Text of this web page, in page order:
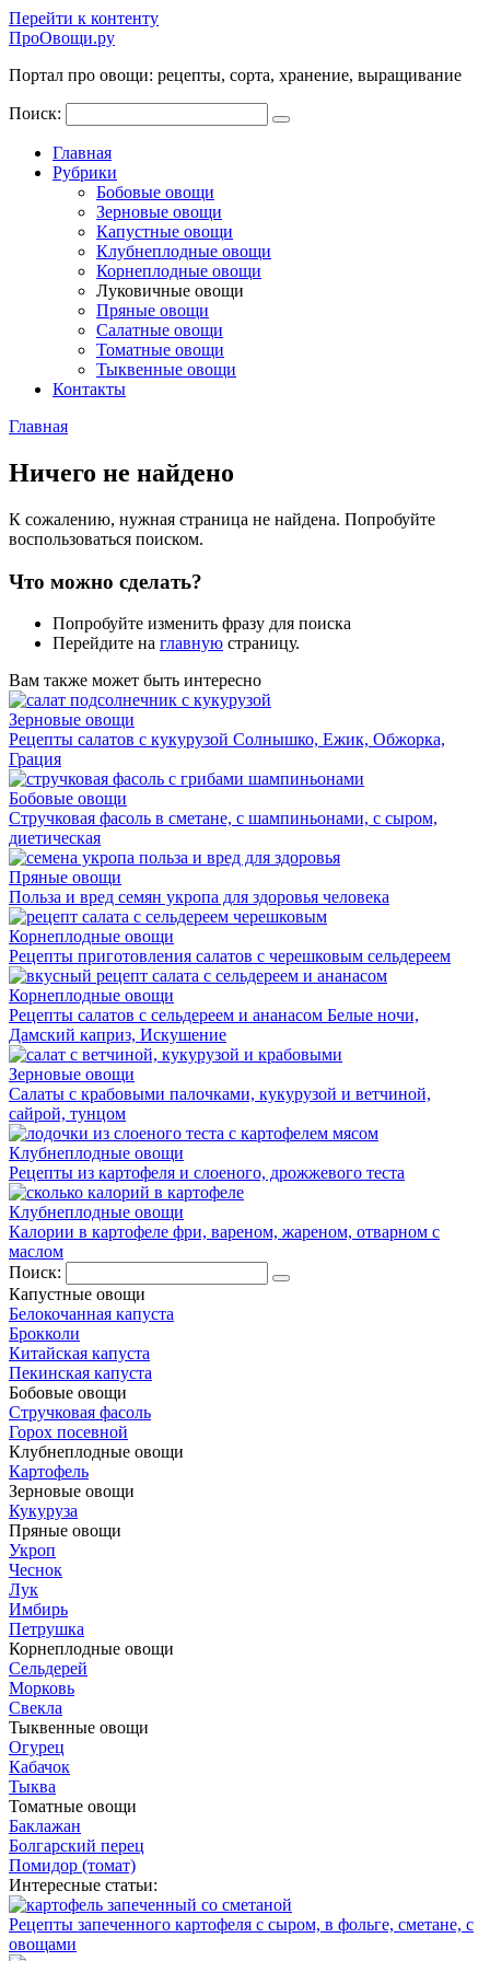
Перейти к контенту
ПроОвощи.ру
Портал про овощи: рецепты, сорта, хранение, выращивание
Поиск:
Главная
Рубрики
Бобовые овощи
Зерновые овощи
Капустные овощи
Клубнеплодные овощи
Корнеплодные овощи
Луковичные овощи
Пряные овощи
Салатные овощи
Томатные овощи
Тыквенные овощи
Контакты
Главная
Ничего не найдено
К сожалению, нужная страница не найдена. Попробуйте
воспользоваться поиском.
Что можно сделать?
Попробуйте изменить фразу для поиска
Перейдите на главную страницу.
Вам также может быть интересно
Зерновые овощи
Рецепты салатов с кукурузой Солнышко, Ежик, Обжорка,
Грация
Бобовые овощи
Стручковая фасоль в сметане, с шампиньонами, с сыром,
диетическая
Пряные овощи
Польза и вред семян укропа для здоровья человека
Корнеплодные овощи
Рецепты приготовления салатов с черешковым сельдереем
Корнеплодные овощи
Рецепты салатов с сельдереем и ананасом Белые ночи,
Дамский каприз, Искушение
Зерновые овощи
Салаты с крабовыми палочками, кукурузой и ветчиной,
сайрой, тунцом
Клубнеплодные овощи
Рецепты из картофеля и слоеного, дрожжевого теста
Клубнеплодные овощи
Калории в картофеле фри, вареном, жареном, отварном с
маслом
Поиск:
Капустные овощи
Белокочанная капуста
Брокколи
Китайская капуста
Пекинская капуста
Бобовые овощи
Стручковая фасоль
Горох посевной
Клубнеплодные овощи
Картофель
Зерновые овощи
Кукуруза
Пряные овощи
Укроп
Чеснок
Лук
Имбирь
Петрушка
Корнеплодные овощи
Сельдерей
Морковь
Свекла
Тыквенные овощи
Огурец
Кабачок
Тыква
Томатные овощи
Баклажан
Болгарский перец
Помидор (томат)
Интересные статьи:
Рецепты запеченного картофеля с сыром, в фольге, сметане, с
овощами